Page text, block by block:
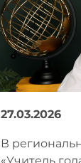
27.03.2026
В